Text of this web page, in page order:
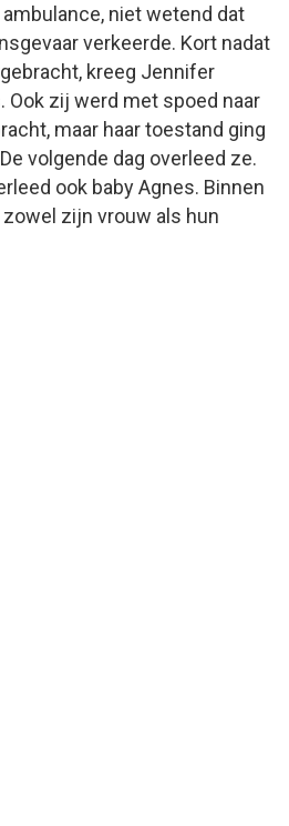
niet wetend dat
verkeerde. Kort nadat
kreeg Jennifer
zij werd met spoed naar
maar haar toestand ging
volgende dag overleed ze.
ook baby Agnes. Binnen
zijn vrouw als hun